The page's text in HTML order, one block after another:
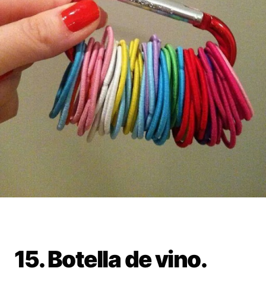
15. Botella de vino.